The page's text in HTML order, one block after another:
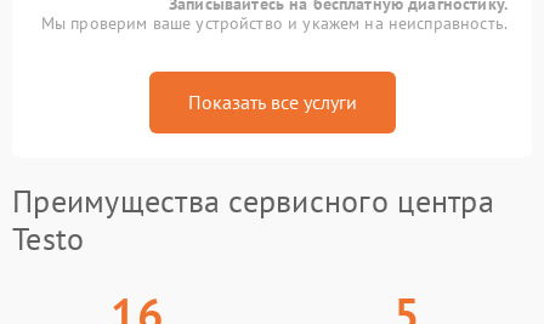
Мы проверим ваше устройство и укажем на неисправность.
Показать все услуги
Преимущества сервисного центра
Testo